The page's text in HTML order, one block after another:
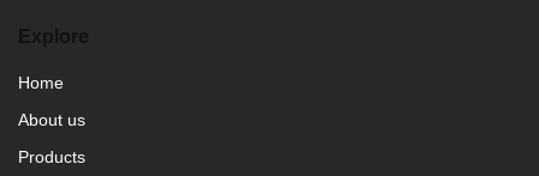
Explore
Home
About us
Products